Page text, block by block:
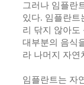
그러나 임플란
있다. 임플란트
리 닦지 않아도
대부분의 음식
라 나머지 자연
임플란트는 자